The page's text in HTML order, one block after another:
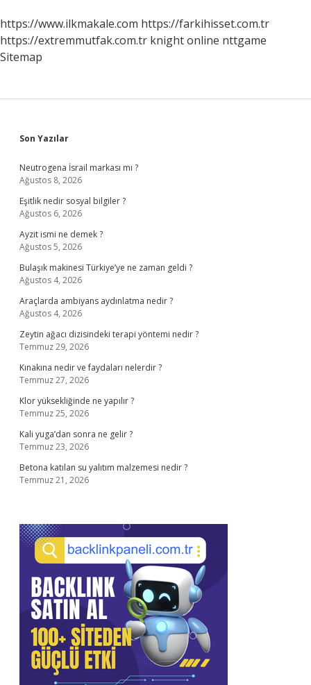
https://www.ilkmakale.com https://farkihisset.com.tr
https://extremmutfak.com.tr knight online nttgame
Sitemap
Sidebar
Son Yazılar
Neutrogena İsrail markası mı ?
Ağustos 8, 2026
Eşitlik nedir sosyal bilgiler ?
Ağustos 6, 2026
Ayzit ismi ne demek ?
Ağustos 5, 2026
Bulaşık makinesi Türkiye’ye ne zaman geldi ?
Ağustos 4, 2026
Araçlarda ambiyans aydınlatma nedir ?
Ağustos 4, 2026
Zeytin ağacı dizisindeki terapi yöntemi nedir ?
Temmuz 29, 2026
Kınakına nedir ve faydaları nelerdir ?
Temmuz 27, 2026
Klor yüksekliğinde ne yapılır ?
Temmuz 25, 2026
Kali yuga’dan sonra ne gelir ?
Temmuz 23, 2026
Betona katılan su yalıtım malzemesi nedir ?
Temmuz 21, 2026